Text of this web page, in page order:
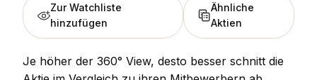
Zur Watchliste
hinzufügen
Ähnliche
Aktien
Je höher der 360° View, desto besser schnitt die